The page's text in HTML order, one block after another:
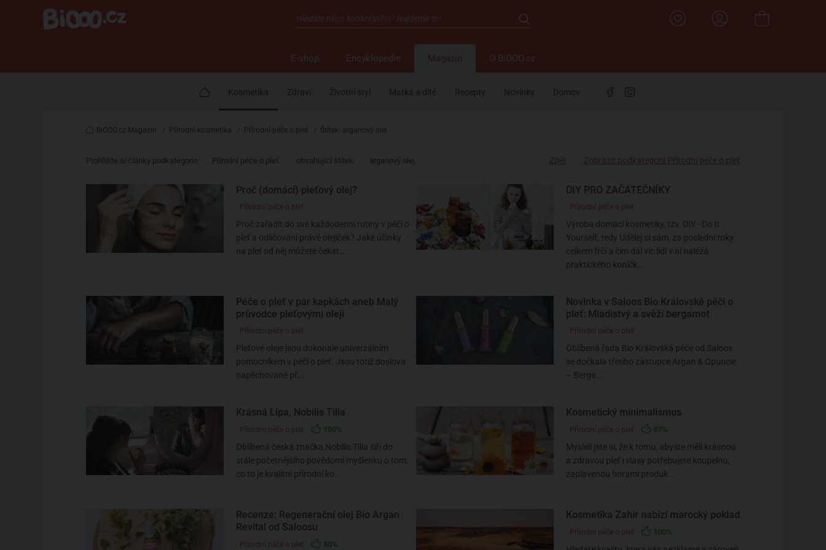
E-shop Encyklopedie Magazín O BiOOO.cz
Kosmetika Zdraví Životní styl Matka a dítě Recepty Novinky Domov
BiOOO.cz Magazin / Přírodní kosmetika / Přírodní péče o pleť / Štítek: arganový olej
Zpět Zobrazit podkategorii Přírodní péče o pleť
Prohlížíte si články podkategorie Přírodní péče o pleť obsahující štítek: arganový olej
Proč (domácí) pleťový olej?
Přírodní péče o pleť
Proč zařadit do své každodenní rutiny v péči o
pleť a odličování právě olejíček? Jaké účinky
na pleť od něj můžete čekat...
DIY PRO ZAČÁTEČNÍKY
Přírodní péče o pleť
Výroba domácí kosmetiky, tzv. DIY - Do It
Yourself, tedy Udělej si sám, za poslední roky
celkem frčí a čím dál víc lidí v ní nalézá
praktického koníčk...
Péče o pleť v pár kapkách aneb Malý
průvodce pleťovými oleji
Přírodní péče o pleť
Pleťové oleje jsou dokonale univerzálním
pomocníkem v péči o pleť. Jsou totiž doslova
napěchované př...
Novinka v Saloos Bio Královské péči o
pleť: Mladistvý a svěží bergamot
Přírodní péče o pleť
Oblíbená řada Bio Královská péče od Saloos
se dočkala třetího zástupce Argan & Opuncie
– Berga...
Krásná Lípa, Nobilis Tilia
Přírodní péče o pleť 100%
Oblíbená česká značka Nobilis Tilia šíří do
stále početnějšího povědomí myšlenku o tom,
co to je kvalitní přírodní ko...
Kosmetický minimalismus
Přírodní péče o pleť 87%
Mysleli jste si, že k tomu, abyste měli krásnou
a zdravou pleť i vlasy potřebujete koupelnu,
zaplavenou horami produk...
Recenze: Regenerační olej Bio Argan
Revital od Saloosu
Přírodní péče o pleť 80%
Kosmetika Zahir nabízí marocký poklad
Přírodní péče o pleť 100%